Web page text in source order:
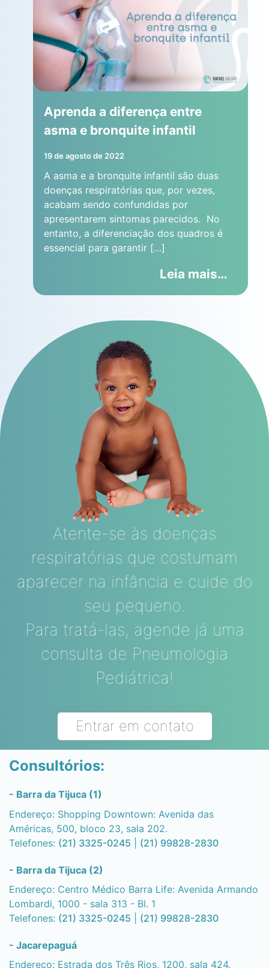
Aprenda a diferença entre
asma e bronquite infantil
19 de agosto de 2022
A asma e a bronquite infantil são duas
doenças respiratórias que, por vezes,
acabam sendo confundidas por
apresentarem sintomas parecidos. No
entanto, a diferenciação dos quadros é
essencial para garantir […]
Leia mais…
Atente-se às doenças
respiratórias que costumam
aparecer na infância e cuide do
seu pequeno.
Para tratá-las, agende já uma
consulta de Pneumologia
Pediátrica!
Entrar em contato
Consultórios:
- Barra da Tijuca (1)
Endereço: Shopping Downtown: Avenida das
Américas, 500, bloco 23, sala 202.
Telefones: (21) 3325-0245 (21) 99828-2830
- Barra da Tijuca (2)
Endereço: Centro Médico Barra Life: Avenida Armando
Lombardi, 1000 - sala 313 - Bl. 1
Telefones: (21) 3325-0245 (21) 99828-2830
- Jacarepaguá
Endereço: Estrada dos Três Rios, 1200, sala 424.